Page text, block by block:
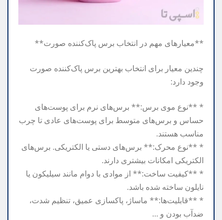
**معیارهای مهم در انتخاب برس پاک‌کننده صورت**
چندین معیار برای انتخاب بهترین برس پاک‌کننده صورت
وجود دارد:
* **نوع موی برس:** برس‌های نرم برای پوست‌های
حساس و برس‌های متوسط برای پوست‌های عادی تا چرب
مناسب هستند.
* **نوع محرک:** برس‌های دستی یا الکتریکی. برس‌های
الکتریکی امکانات بیشتری دارند.
* **کیفیت ساخت:** از موادی با دوام مانند سیلیکون یا
نایلون ساخته شده باشد.
* **قابلیت‌ها:** ماساژ، پاکسازی عمیق، تنظیم شدت،
ضدآب بودن و …